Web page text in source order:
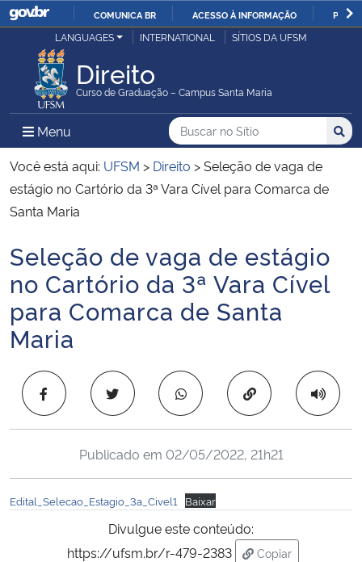
IR
COMUNICA BR ACESSO À INFORMAÇÃO
Ministério da Justiça e Segurança Pública
Ministério da Defesa
Ministério das Relações Exteriores
Ministério da Economia
Ministério da Infraestrutura
Ministério da Agricultura, Pecuária e Abastecimento
Ministério da Educação
Ministério da Cidadania
Ministério da Saúde
Ministério de Minas e Energia
Ministério da Ciência, Tecnologia, Inovações e Comunicações
Ministério do Meio Ambiente
LANGUAGES INTERNATIONAL SÍTIOS DA UFSM
Direito
Curso de Graduação – Campus Santa Maria
Menu Menu Principal do Sítio
Busca
Buscar no no Sítio
Busca:
Você está aqui: UFSM > Direito >Seleção de vaga de
estágio no Cartório da 3ª Vara Cível para Comarca de
Santa Maria
Início do conteúdo
Seleção de vaga de estágio
no Cartório da 3ª Vara Cível
para Comarca de Santa
Maria
Copiar para área
Publicado em 02/05/2022, 21h21
Edital_Selecao_Estagio_3a_Civel1 Baixar
Divulgue este conteúdo:
https://ufsm.br/r-479-2383
Copiar